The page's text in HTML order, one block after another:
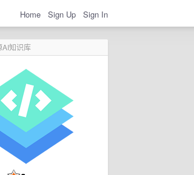
Home Sign Up Sign In
知识库